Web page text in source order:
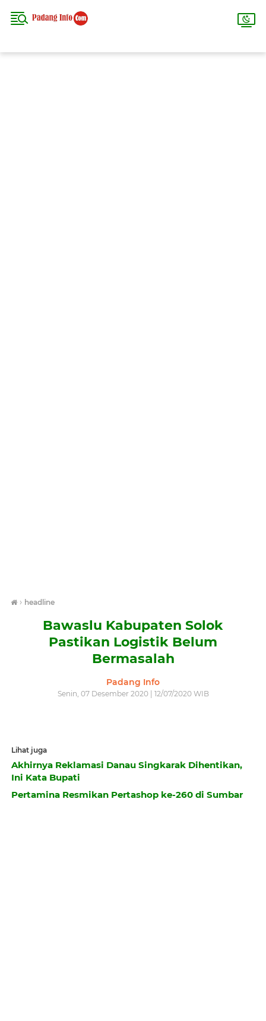
› headline
Bawaslu Kabupaten Solok
Pastikan Logistik Belum
Bermasalah
Padang Info
Senin, 07 Desember 2020 | 12/07/2020 WIB
Lihat juga
Akhirnya Reklamasi Danau Singkarak Dihentikan,
Ini Kata Bupati
Pertamina Resmikan Pertashop ke-260 di Sumbar